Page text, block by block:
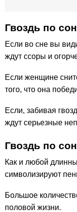
Гвоздь по
Если во сне вы
ждут ссоры и
Если женщине
того, что она
Если, забивая
ждут серьезные
Гвоздь по
Как и любой
символизируют
Большое
половой жизни.